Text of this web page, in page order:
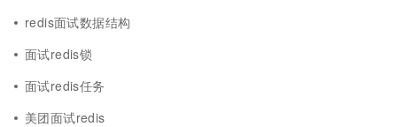
redis面试数据结构
面试redis锁
面试redis任务
美团面试redis